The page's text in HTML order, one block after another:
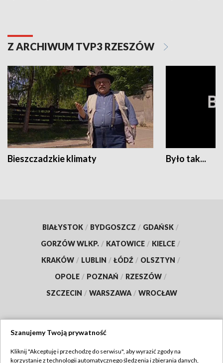
Z ARCHIWUM TVP3 RZESZÓW
Bieszczadzkie klimaty Było tak...
BIAŁYSTOK / BYDGOSZCZ / GDAŃSK /
GORZÓW WLKP. / KATOWICE / KIELCE /
KRAKÓW / LUBLIN / ŁÓDŹ / OLSZTYN /
OPOLE / POZNAŃ / RZESZÓW /
SZCZECIN / WARSZAWA / WROCŁAW
Szanujemy Twoją prywatność
Kliknij "Akceptuję i przechodzę do serwisu", aby wyrazić zgody na
korzystanie z technologii automatycznego śledzenia i zbierania danych,